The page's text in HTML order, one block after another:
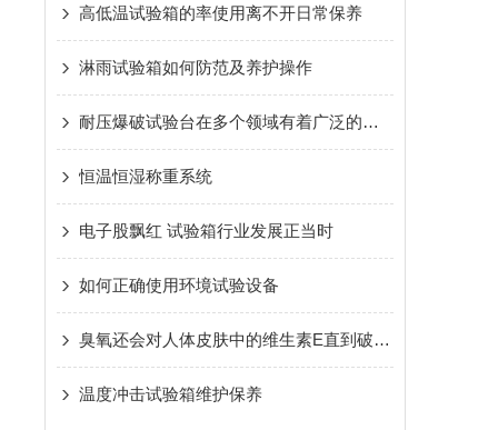
高低温试验箱的率使用离不开日常保养
淋雨试验箱如何防范及养护操作
耐压爆破试验台在多个领域有着广泛的应用
恒温恒湿称重系统
电子股飘红 试验箱行业发展正当时
如何正确使用环境试验设备
臭氧还会对人体皮肤中的维生素E直到破坏的作用
温度冲击试验箱维护保养